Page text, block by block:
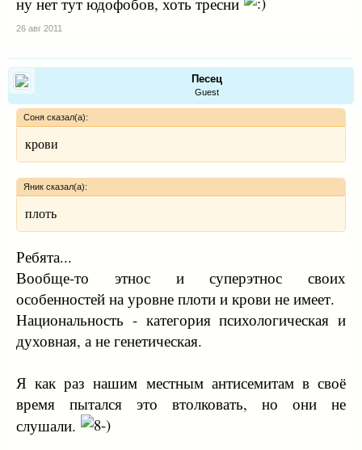
26 авг 2011
Песец
Guest
Соня сказал(а):
крови
Яник сказал(а):
плоть
Ребята...
Вообще-то этнос и суперэтнос своих
особенностей на уровне плоти и крови не имеет.
Национальность - категория психологическая и
духовная, а не генетическая.
Я как раз нашим местным антисемитам в своё
время пытался это втолковать, но они не
слушали.